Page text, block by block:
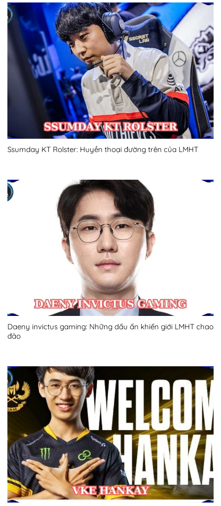
Ssumday KT Rolster: Huyền thoại đường trên của LMHT
Daeny invictus gaming: Những dấu ấn khiến giới LMHT chao
đảo